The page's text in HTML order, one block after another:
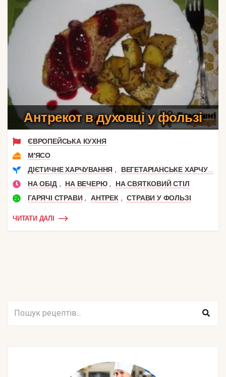
Антрекот в духовці у фользі
ЄВРОПЕЙСЬКА КУХНЯ
М'ЯСО
ДІЄТИЧНЕ ХАРЧУВАННЯ ,
ВЕГЕТАРІАНСЬКЕ ХАРЧУВАННЯ
НА ОБІД , НА ВЕЧЕРЮ ,
НА СВЯТКОВИЙ СТІЛ
ГАРЯЧІ СТРАВИ , АНТРЕК , СТРАВИ У ФОЛЬЗІ
ЧИТАТИ ДАЛІ